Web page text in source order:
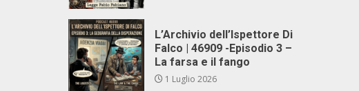
L’Archivio dell’Ispettore Di
Falco | 46909 -Episodio 3 –
La farsa e il fango
1 Luglio 2026